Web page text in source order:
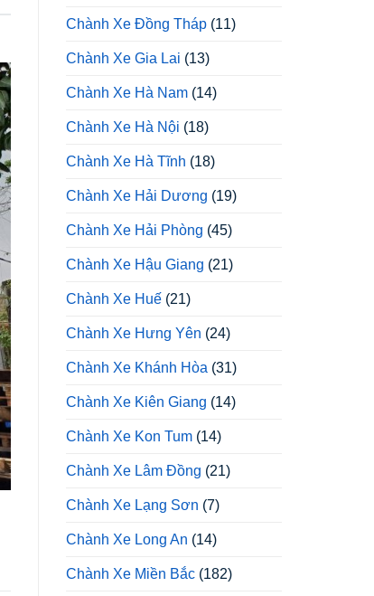
Chành Xe Đồng Tháp (11)
Chành Xe Gia Lai (13)
Chành Xe Hà Nam (14)
Chành Xe Hà Nội (18)
Chành Xe Hà Tĩnh (18)
Chành Xe Hải Dương (19)
Chành Xe Hải Phòng (45)
Chành Xe Hậu Giang (21)
Chành Xe Huế (21)
Chành Xe Hưng Yên (24)
Chành Xe Khánh Hòa (31)
Chành Xe Kiên Giang (14)
Chành Xe Kon Tum (14)
Chành Xe Lâm Đồng (21)
Chành Xe Lạng Sơn (7)
Chành Xe Long An (14)
Chành Xe Miền Bắc (182)